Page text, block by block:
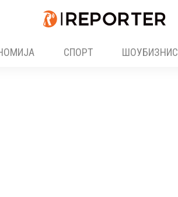
СПОРТ ШОУБИЗНИС